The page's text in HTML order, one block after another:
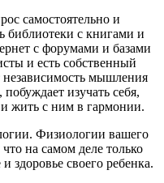
самостоятельно и
библиотеки с книгами и
с форумами и базами
и есть собственный
мышления
изучать себя,
жить с ним в гармонии.
Физиологии вашего
на самом деле только
здоровье своего ребенка.